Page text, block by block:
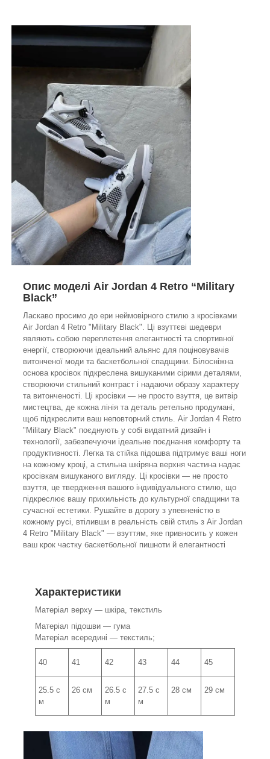
Опис моделі Air Jordan 4 Retro “Military
Black”
Ласкаво просимо до ери неймовірного стилю з кросівками
Air Jordan 4 Retro "Military Black". Ці взуттєві шедеври
являють собою переплетення елегантності та спортивної
енергії, створюючи ідеальний альянс для поціновувачів
витонченої моди та баскетбольної спадщини. Білосніжна
основа кросівок підкреслена вишуканими сірими деталями,
створюючи стильний контраст і надаючи образу характеру
та витонченості. Ці кросівки — не просто взуття, це витвір
мистецтва, де кожна лінія та деталь ретельно продумані,
щоб підкреслити ваш неповторний стиль. Air Jordan 4 Retro
"Military Black" поєднують у собі видатний дизайн і
технології, забезпечуючи ідеальне поєднання комфорту та
продуктивності. Легка та стійка підошва підтримує ваші ноги
на кожному кроці, а стильна шкіряна верхня частина надає
кросівкам вишуканого вигляду. Ці кросівки — не просто
взуття, це твердження вашого індивідуального стилю, що
підкреслює вашу прихильність до культурної спадщини та
сучасної естетики. Рушайте в дорогу з упевненістю в
кожному русі, втіливши в реальність свій стиль з Air Jordan
4 Retro "Military Black" — взуттям, яке привносить у кожен
ваш крок частку баскетбольної пишноти й елегантності
Характеристики
Матеріал верху — шкіра, текстиль
Матеріал підошви — гума
Матеріал всередині — текстиль;
40 41 42 43 44 45
25.5 с
м
26 см
26.5 с
м
27.5 с
м
28 см 29 см